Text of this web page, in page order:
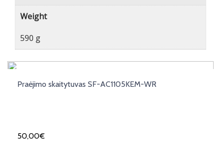
Weight
590 g
Praėjimo skaitytuvas SF-AC1105KEM-WR
50,00€